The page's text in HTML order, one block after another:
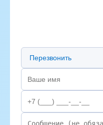
Предпочтительный